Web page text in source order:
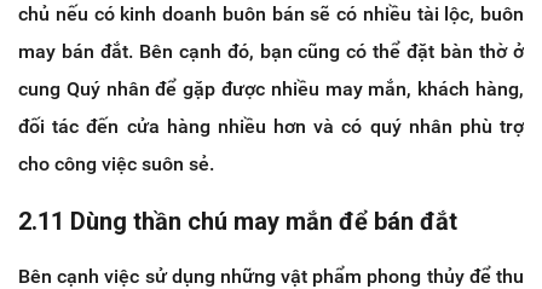
chủ nếu có kinh doanh buôn bán sẽ có nhiều tài lộc, buôn
may bán đắt. Bên cạnh đó, bạn cũng có thể đặt bàn thờ ở
cung Quý nhân để gặp được nhiều may mắn, khách hàng,
đối tác đến cửa hàng nhiều hơn và có quý nhân phù trợ
cho công việc suôn sẻ.
2.11 Dùng thần chú may mắn để bán đắt
Bên cạnh việc sử dụng những vật phẩm phong thủy để thu